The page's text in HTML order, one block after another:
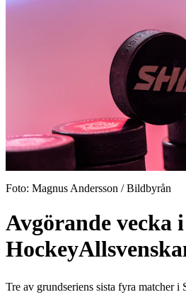
Foto: Magnus Andersson / Bildbyrån
Avgörande vecka
Tre av grundseriens sista fyra matcher i